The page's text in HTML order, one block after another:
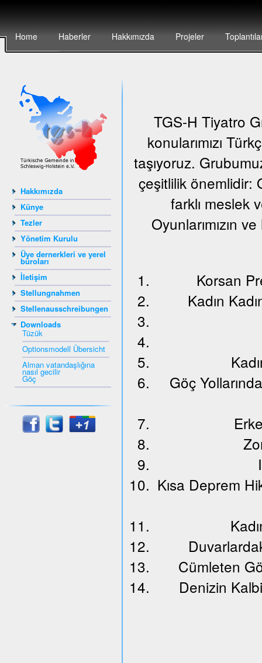
Home Haberler Hakkımızda Projeler
Hakkımızda
Künye
Tezler
Yönetim Kurulu
Üye dernerkleri ve yerel
büroları
İletişim
Stellungnahmen
Stellenausschreibungen
Downloads
Tüzük
Optionsmodell Übersicht
Alman vatandaşlığına
nasıl gecilir
Göç
TGS-H Tiyatro
konularımızı
taşıyoruz.
çeşitlilik önemlidir:
farklı meslek
Oyunlarımızın
Korsan
Kadın
Göç
Kısa Deprem
Cümleten
Denizin